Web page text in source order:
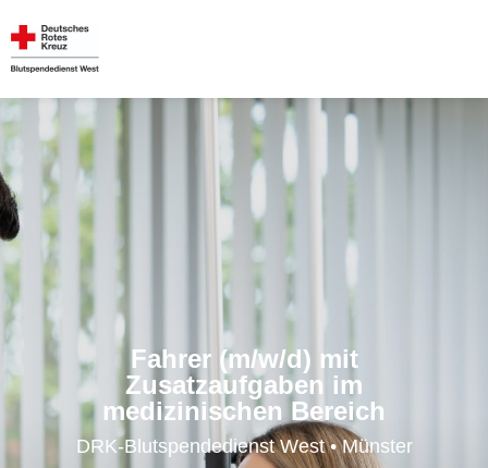
Fahrer (m/w/d) mit
Zusatzaufgaben im
medizinischen Bereich
DRK-Blutspendedienst West • Münster